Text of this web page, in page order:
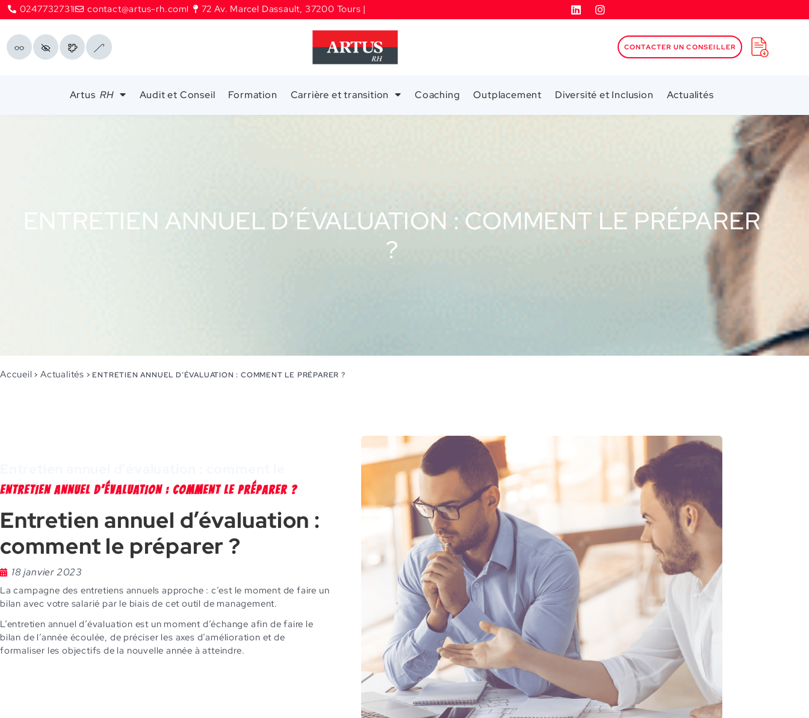
0247732731 contact@artus-rh.com 72 Av. Marcel Dassault, 37200 Tours |
CONTACTER UN CONSEILLER
ArtusRH Audit et Conseil Formation Carrière et transition Coaching Outplacement Diversité et Inclusion Actualités
ENTRETIEN ANNUEL D’ÉVALUATION : COMMENT LE PRÉPARER
?
Accueil >Actualités >ENTRETIEN ANNUEL D’ÉVALUATION : COMMENT LE PRÉPARER ?
préparer ?
ENTRETIEN ANNUEL D’ÉVALUATION : COMMENT LE PRÉPARER ?
Entretien annuel d’évaluation :
comment le préparer ?
18 janvier 2023
La campagne des entretiens annuels approche : c’est le moment de faire un
bilan avec votre salarié par le biais de cet outil de management.
L’entretien annuel d’évaluation est un moment d’échange afin de faire le
bilan de l’année écoulée, de préciser les axes d’amélioration et de
formaliser les objectifs de la nouvelle année à atteindre.